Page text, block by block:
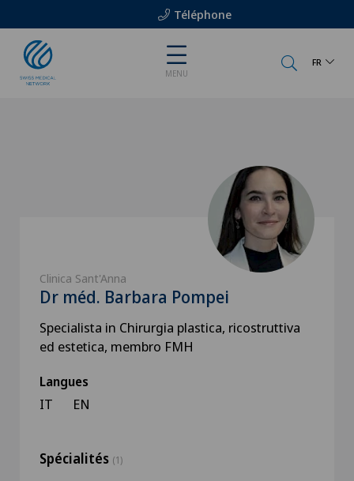
Téléphone
MENU
FR
Clinica Sant'Anna
Dr méd. Barbara Pompei
Specialista in Chirurgia plastica, ricostruttiva
ed estetica, membro FMH
Langues
IT EN
Spécialités (1)